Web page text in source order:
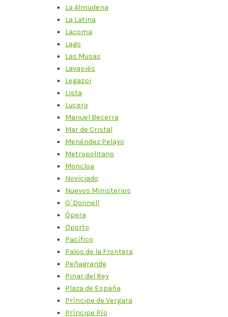
La Almudena
La Latina
Lacoma
Lago
Las Musas
Lavapiés
Legazpi
Lista
Lucero
Manuel Becerra
Mar de Cristal
Menéndez Pelayo
Metropolitano
Moncloa
Noviciado
Nuevos Ministerios
O´Donnell
Ópera
Oporto
Pacífico
Palos de la Frontera
Peñagrande
Pinar del Rey
Plaza de España
Príncipe de Vergara
Príncipe Pío